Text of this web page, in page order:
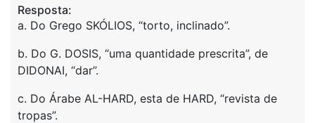
Resposta:
a. Do Grego SKÓLIOS, “torto, inclinado”.
b. Do G. DOSIS, “uma quantidade prescrita”, de
DIDONAI, “dar”.
c. Do Árabe AL-HARD, esta de HARD, “revista de
tropas”.